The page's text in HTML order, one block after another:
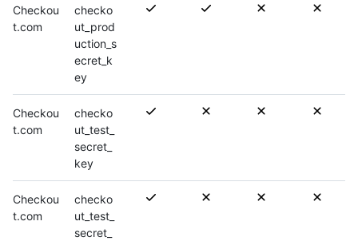
Checkou
t.com
checko
ut_prod
uction_s
ecret_k
ey
Checkou
t.com
checko
ut_test_
secret_
key
Checkou
t.com
checko
ut_test_
secret_